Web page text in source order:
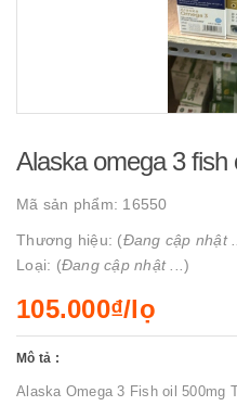
Alaska omega 3 fish
Mã sản phẩm: 16550
Thương hiệu: (Đang cập nhật ...
Loại: (Đang cập nhật ... )
105.000₫/lọ
Mô tả :
Alaska Omega 3 Fish oil 500mg